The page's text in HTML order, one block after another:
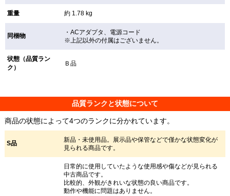
重量 約 1.78 kg
同梱物
・ACアダプタ、電源コード
※上記以外の付属はございません。
状態（品質ラン
ク）
Ｂ品
品質ランクと状態について
商品の状態によって4つのランクに分かれています。
S品
新品・未使用品。展示品や保管などで僅かな状態変化が
見られる商品です。
日常的に使用していたような使用感や傷などが見られる
中古商品です。
比較的、外観がきれいな状態の良い商品です。
動作や機能に問題はありません。